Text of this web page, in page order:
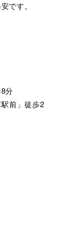
です。
分
前」徒歩2